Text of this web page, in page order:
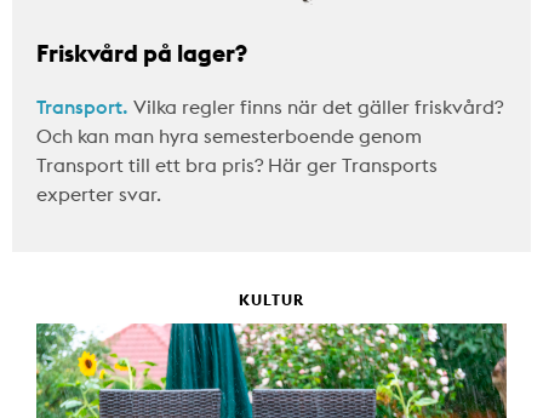
Friskvård på lager?
Transport. Vilka regler finns när det gäller friskvård?
Och kan man hyra semesterboende genom
Transport till ett bra pris? Här ger Transports
experter svar.
KULTUR